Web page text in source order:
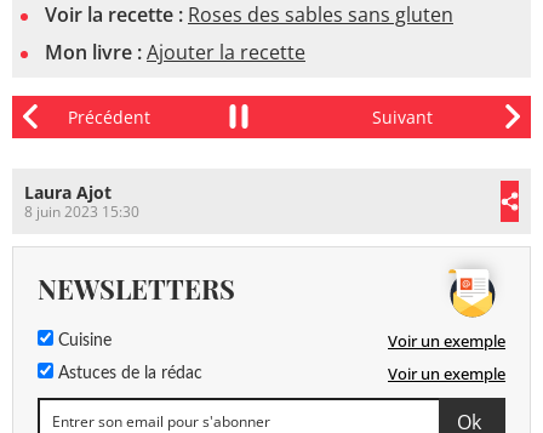
Voir la recette : Roses des sables sans gluten
Mon livre :Ajouter la recette
Laura Ajot
8 juin 2023 15:30
NEWSLETTERS
Cuisine Voir un exemple
Astuces de la rédac Voir un exemple